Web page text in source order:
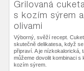
Grilovaná cuketa
s kozím sýrem a
olivami
Výborný, svěží recept.
skutečně delikatesa, když
připraví. A je nízkokalorická,
můžeme dovolit kombinaci s
kozím sýrem.